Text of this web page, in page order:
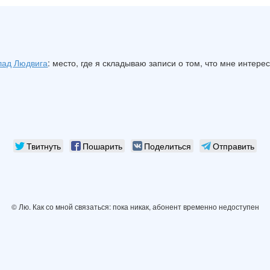
Людвига: место, где я складываю записи о том, что мне
Твитнуть Пошарить Поделиться Отправить
© Лю. Как со мной связаться: пока никак, абонент временно недоступен